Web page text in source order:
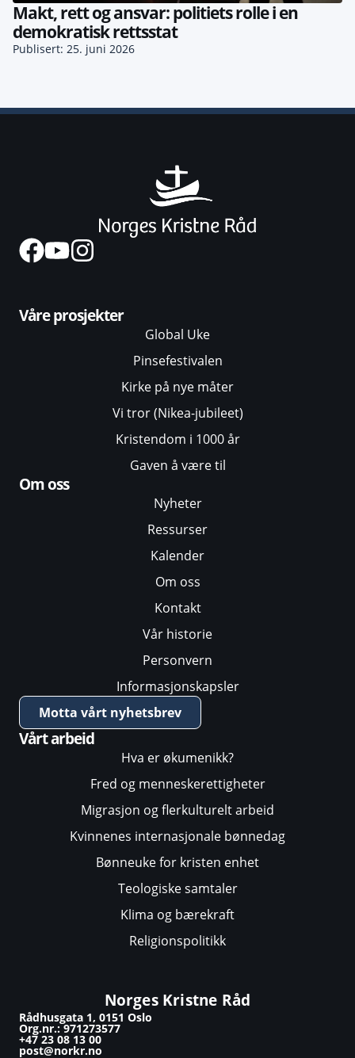
Makt, rett og ansvar: politiets rolle i en
demokratisk rettsstat
Publisert: 25. juni 2026
Våre prosjekter
Global Uke
Pinsefestivalen
Kirke på nye måter
Vi tror (Nikea-jubileet)
Kristendom i 1000 år
Gaven å være til
Om oss
Nyheter
Ressurser
Kalender
Om oss
Kontakt
Vår historie
Personvern
Informasjonskapsler
Motta vårt nyhetsbrev
Vårt arbeid
Hva er økumenikk?
Fred og menneskerettigheter
Migrasjon og flerkulturelt arbeid
Kvinnenes internasjonale bønnedag
Bønneuke for kristen enhet
Teologiske samtaler
Klima og bærekraft
Religionspolitikk
Norges Kristne Råd
Rådhusgata 1, 0151 Oslo
Org.nr.: 971273577
+47 23 08 13 00
post@norkr.no